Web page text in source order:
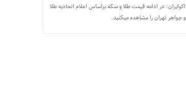
اکوایران: در ادامه قیمت طلا و سکه براساس اعلام اتحادیه طلا
و جواهر تهران را مشاهده میکنید.